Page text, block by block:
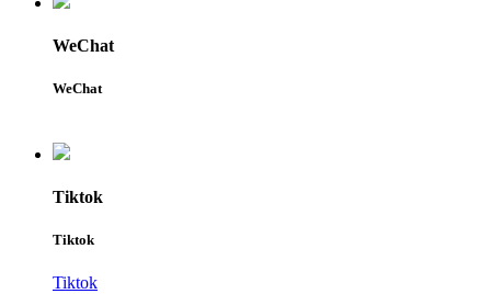
WeChat
WeChat
Tiktok
Tiktok
Tiktok